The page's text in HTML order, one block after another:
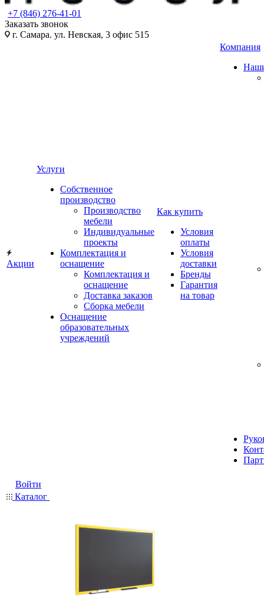
+7 (846) 276-41-01
Заказать звонок
г. Самара. ул. Невская, 3 офис 515
Акции
Услуги
Собственное
производство
Производство
мебели
Индивидуальные
проекты
Комплектация и
оснащение
Комплектация и
оснащение
Доставка заказов
Сборка мебели
Оснащение
образовательных
учреждений
Как купить
Условия
оплаты
Условия
доставки
Бренды
Гарантия
на товар
Компания
Войти
Каталог